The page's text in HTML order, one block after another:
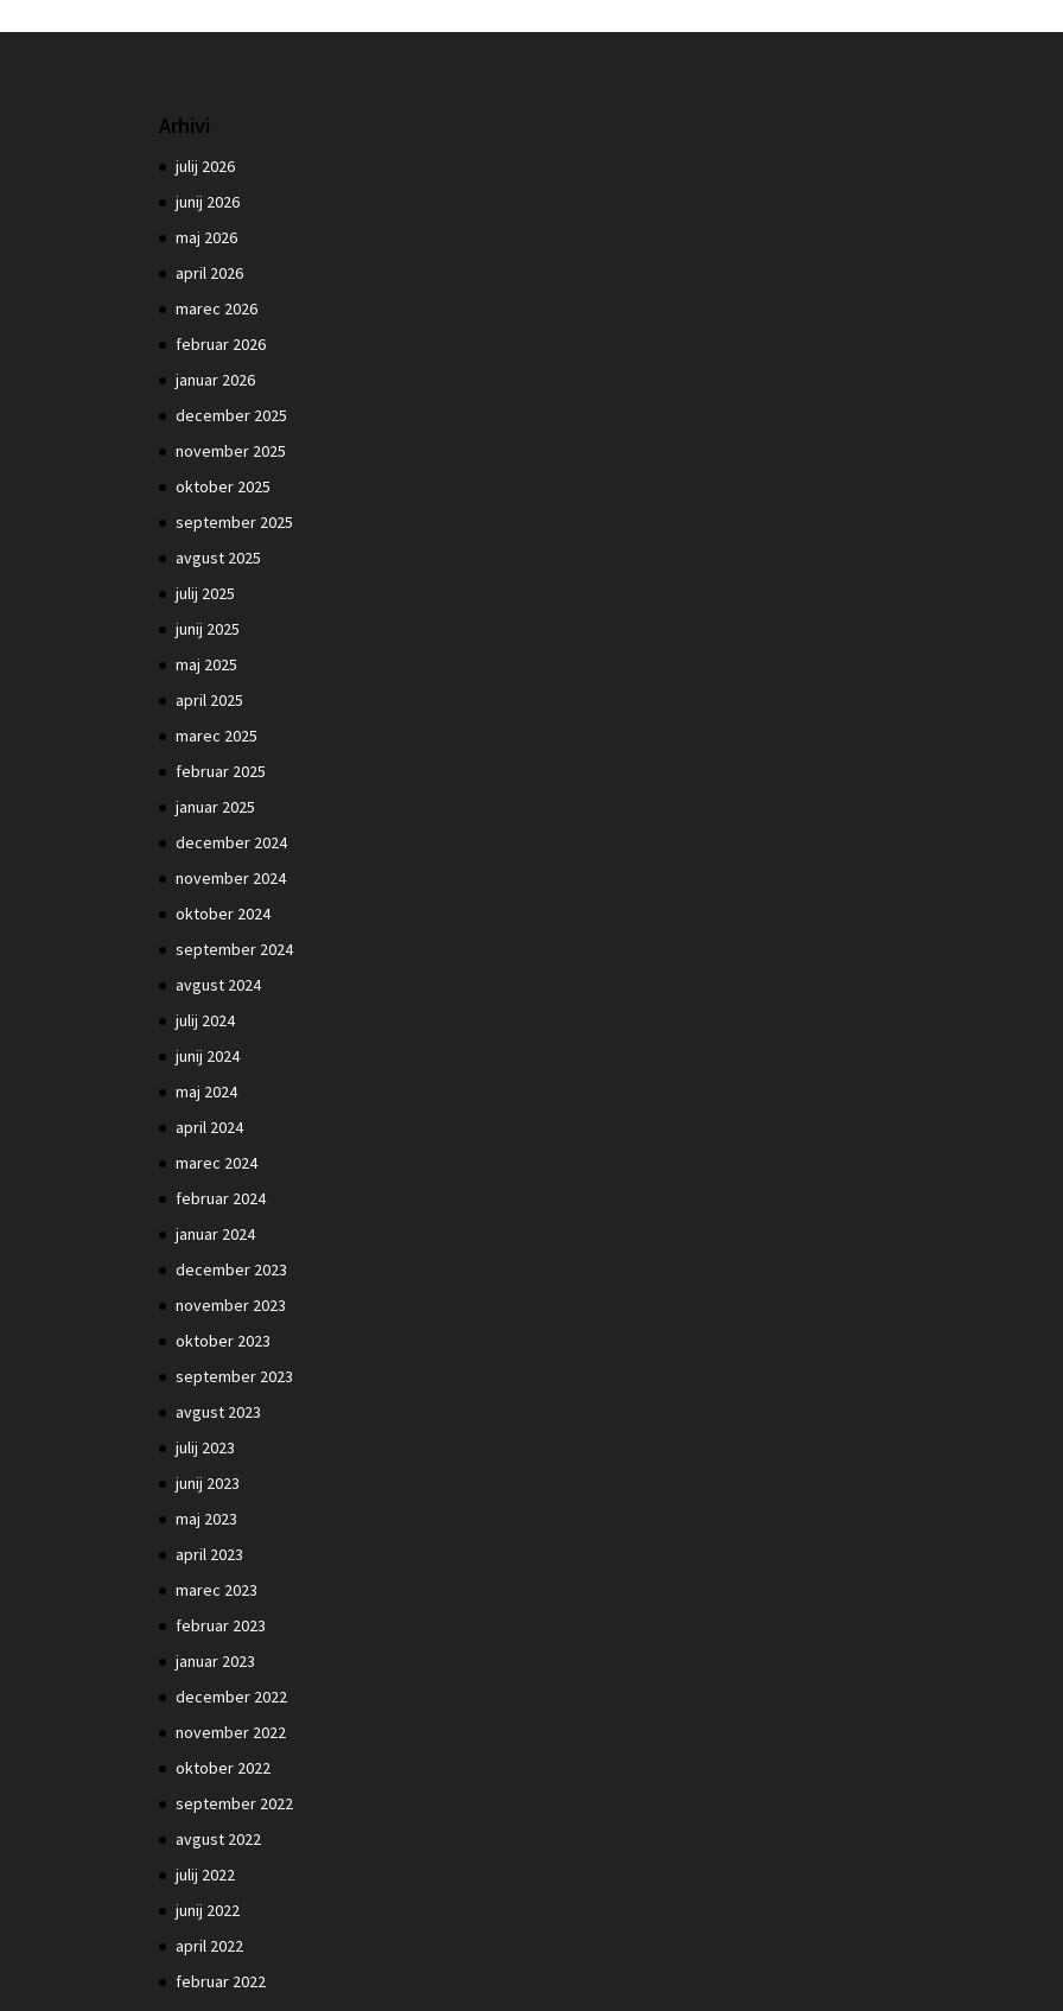
Arhivi
julij 2026
junij 2026
maj 2026
april 2026
marec 2026
februar 2026
januar 2026
december 2025
november 2025
oktober 2025
september 2025
avgust 2025
julij 2025
junij 2025
maj 2025
april 2025
marec 2025
februar 2025
januar 2025
december 2024
november 2024
oktober 2024
september 2024
avgust 2024
julij 2024
junij 2024
maj 2024
april 2024
marec 2024
februar 2024
januar 2024
december 2023
november 2023
oktober 2023
september 2023
avgust 2023
julij 2023
junij 2023
maj 2023
april 2023
marec 2023
februar 2023
januar 2023
december 2022
november 2022
oktober 2022
september 2022
avgust 2022
julij 2022
junij 2022
april 2022
februar 2022